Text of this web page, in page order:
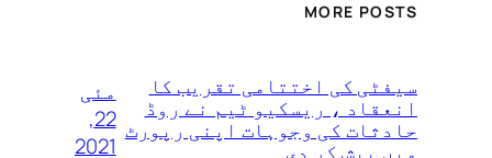
MORE POSTS
سیفٹی کی اختتامی تقریب کا
انعقاد ، ریسکیو ٹیم نے روڈ
حادثات کی وجوہات اپنی رپورٹ
میں پیش کر دی
مئی
22,
2021